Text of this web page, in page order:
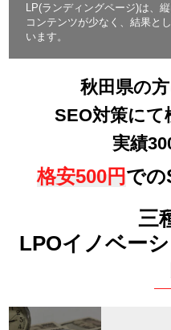
LP(ランディングページ)は、
コンテンツが少なく、結果と
います。
秋田県の
SEO対策にて
実績
格安500円での
三
LPOイノベー